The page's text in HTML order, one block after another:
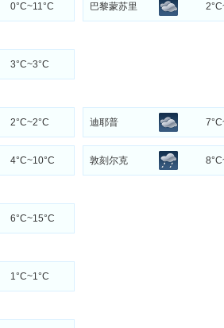
0°C~11°C 巴黎蒙苏里
3°C~3°C
2°C~2°C 迪耶普
4°C~10°C 敦刻尔克
6°C~15°C
1°C~1°C